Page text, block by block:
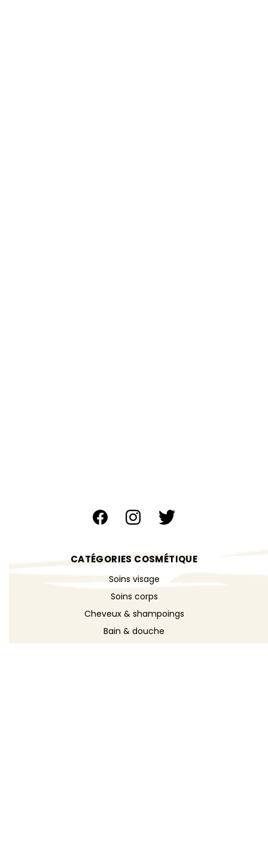
CATÉGORIES COSMÉTIQUE
Soins visage
Soins corps
Cheveux & shampoings
Bain & douche